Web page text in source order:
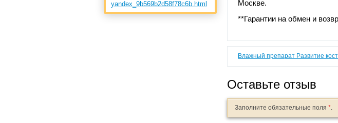
yandex_9b569b2d58f78c6b.html
Москве.
**Гарантии на обмен и
Влажный препарат Развитие
Оставьте отзыв
Заполните обязательные поля *.